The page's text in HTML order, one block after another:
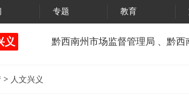
专题 教育
义 黔西南州市场监督管理局 、黔西
> 人文兴义